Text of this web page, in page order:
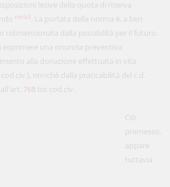
lesive della quota di riserva
nota3
. La portata della norma è, a ben
ridimensionata dalla possibilità per il futuro
una rinunzia preventiva
alla donazione effettuata in vita
cod.civ.), nonchè dalla praticabilità del c.d.
768 bis cod.civ. .
Ciò
premesso,
appare
tuttavia